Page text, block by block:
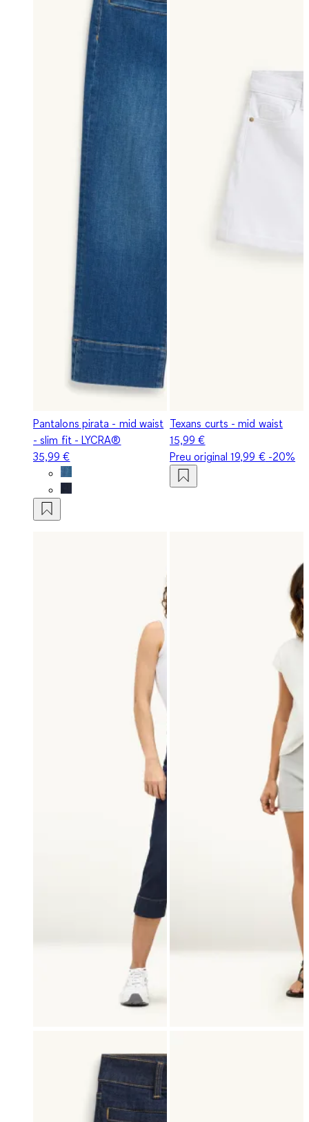
Pantalons pirata - mid waist
- slim fit - LYCRA®
35,99 €
Texans curts - mid waist
15,99 €
Preu original19,99 €-20%